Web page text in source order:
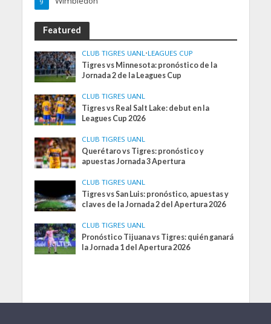
Featured
CLUB TIGRES UANL •LEAGUES CUP
Tigres vs Minnesota: pronóstico de la
Jornada 2 de la Leagues Cup
CLUB TIGRES UANL
Tigres vs Real Salt Lake: debut en la
Leagues Cup 2026
CLUB TIGRES UANL
Querétaro vs Tigres: pronóstico y
apuestas Jornada 3 Apertura
CLUB TIGRES UANL
Tigres vs San Luis: pronóstico, apuestas y
claves de la Jornada 2 del Apertura 2026
CLUB TIGRES UANL
Pronóstico Tijuana vs Tigres: quién ganará
la Jornada 1 del Apertura 2026